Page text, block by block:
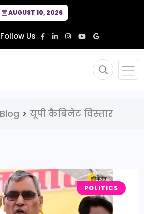
AUGUST 10, 2026
Follow Us
Blog > यूपी कैबिनेट विस्तार
POLITICS